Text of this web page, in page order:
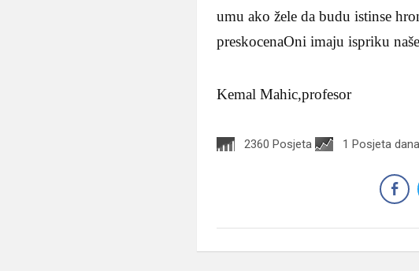
umu ako žele da budu istinse
preskocenaOni imaju ispriku
Kemal Mahic,profesor
2360 Posjeta 1 Posjeta